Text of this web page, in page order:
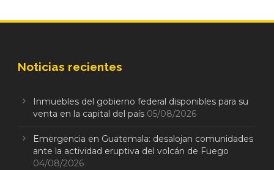
Noticias recientes
Inmuebles del gobierno federal disponibles para su
venta en la capital del país 05/08/2026
Emergencia en Guatemala: desalojan comunidades
ante la actividad eruptiva del volcán de Fuego
04/08/2026